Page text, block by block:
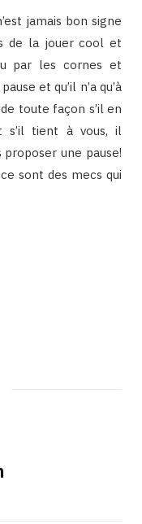
jamais bon signe
de la jouer cool et
par les cornes et
et qu’il n’a qu’à
toute façon s’il en
s’il tient à vous, il
une pause!
sont des mecs qui